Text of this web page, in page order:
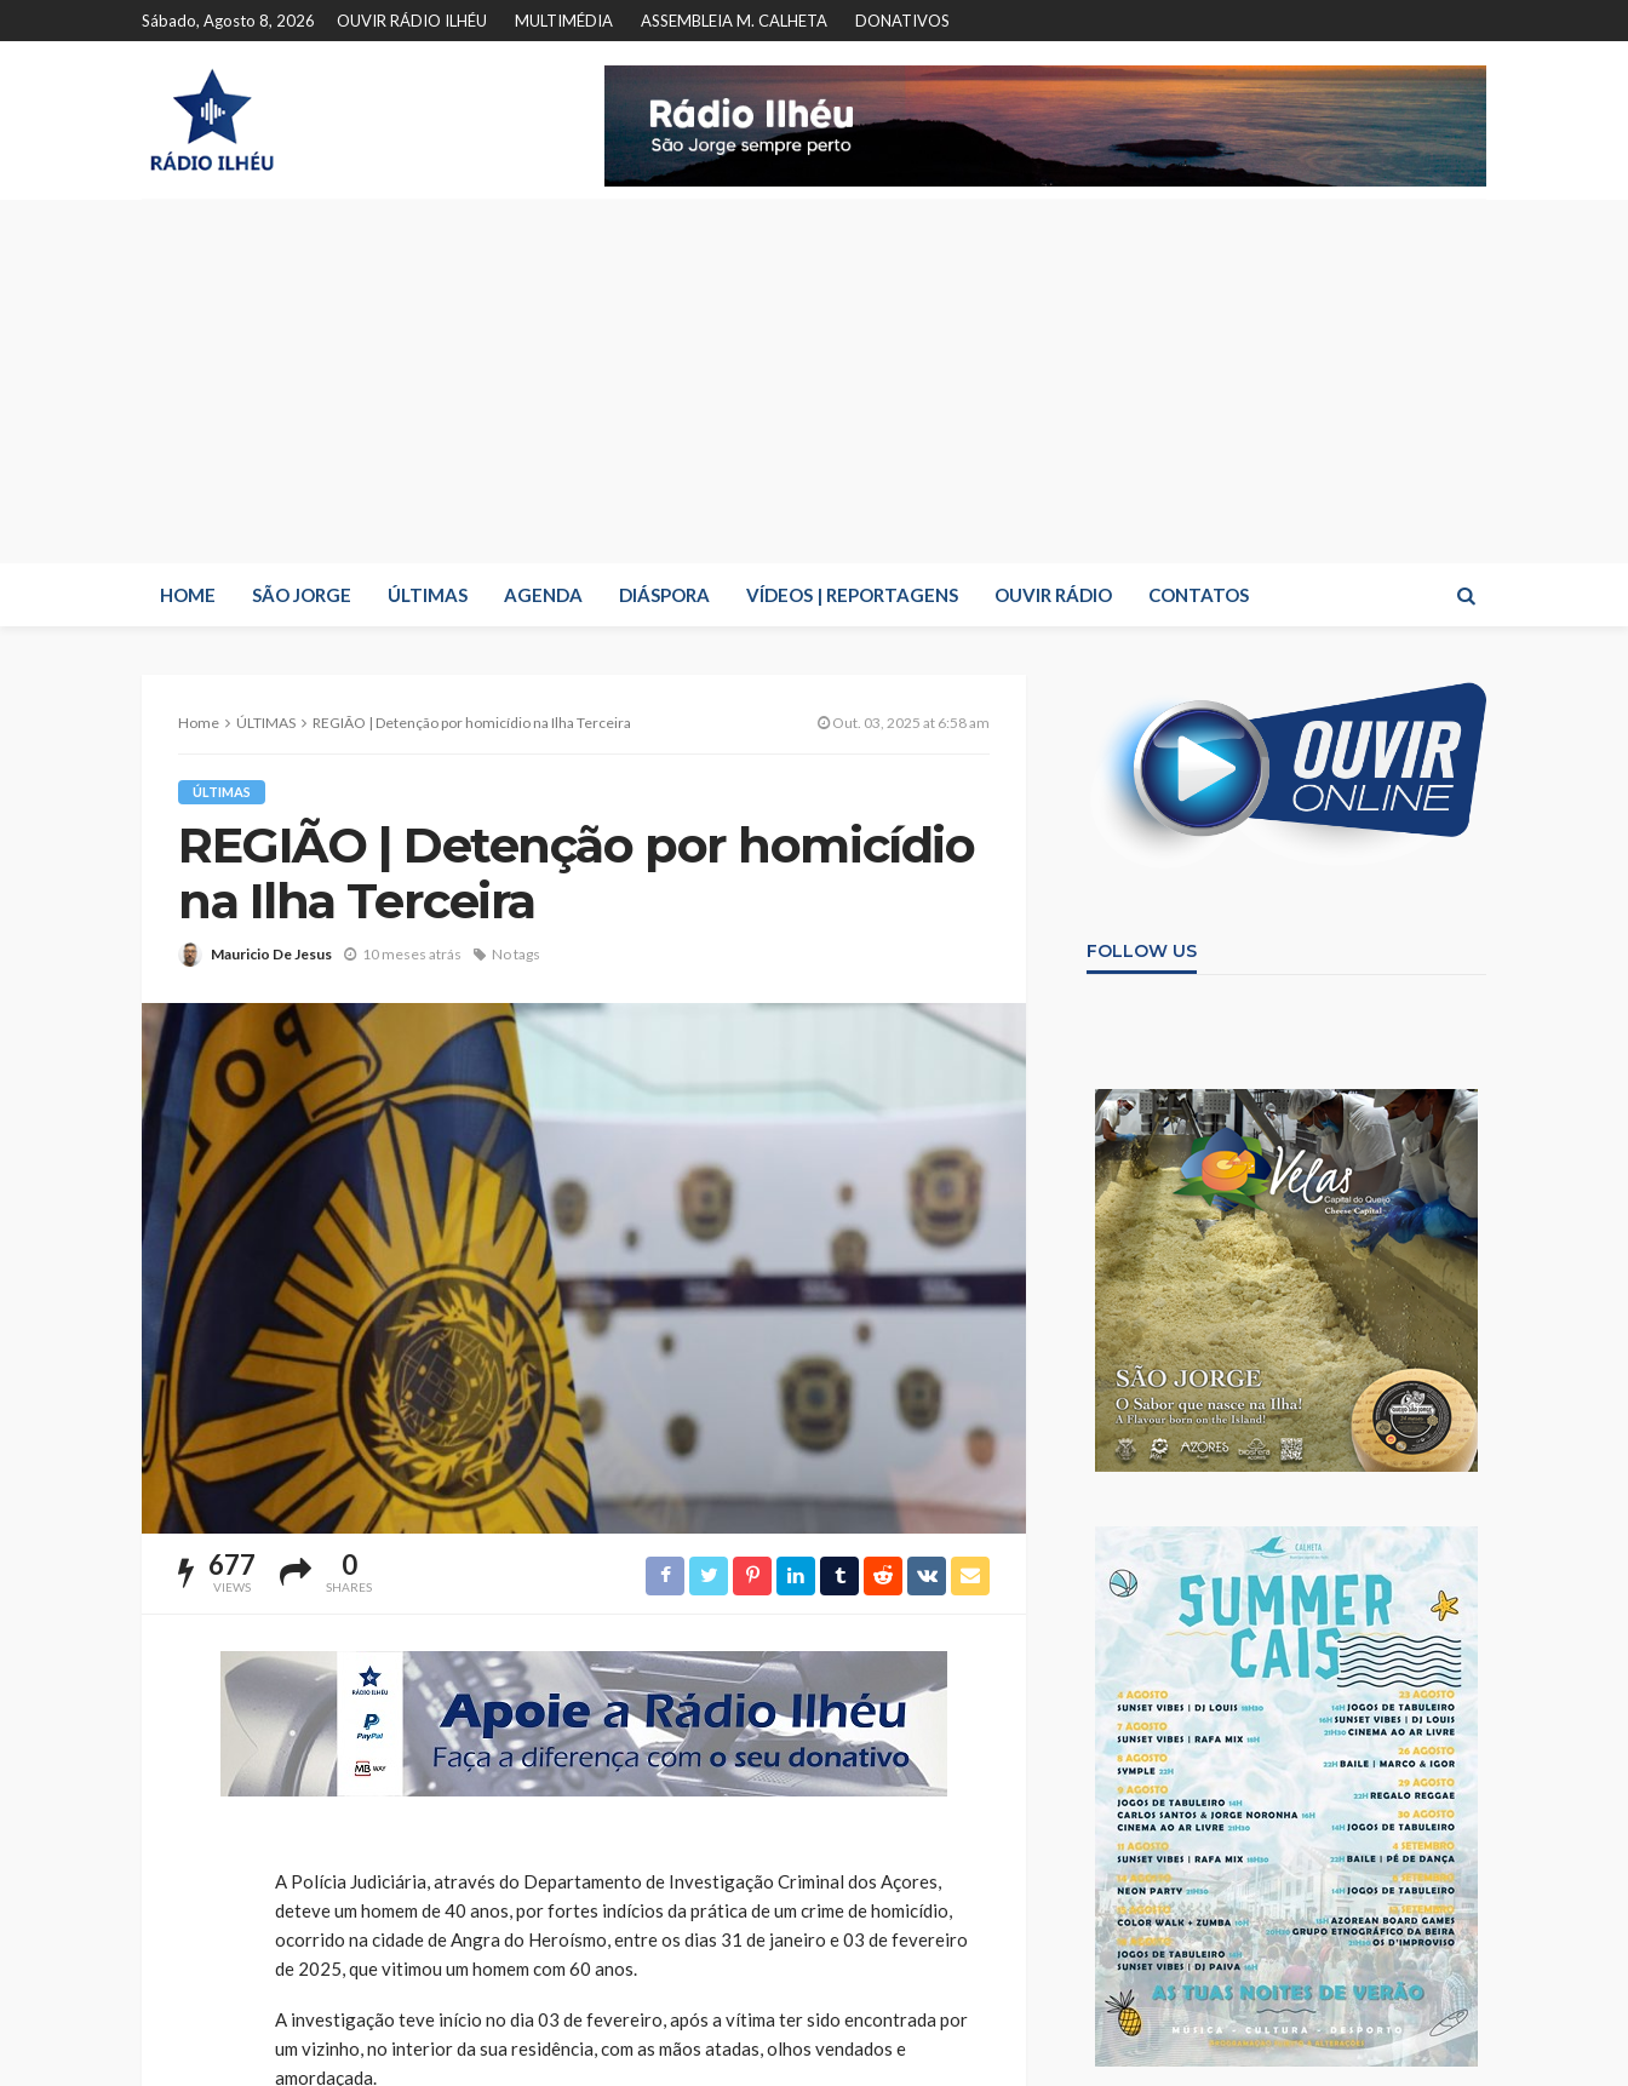
Sábado, Agosto 8, 2026 OUVIR RÁDIO ILHÉU MULTIMÉDIA ASSEMBLEIA M. CALHETA DONATIVOS
HOME SÃO JORGE ÚLTIMAS AGENDA DIÁSPORA VÍDEOS | REPORTAGENS OUVIR RÁDIO CONTATOS
Home ÚLTIMAS REGIÃO | Detenção por homicídio na Ilha Terceira Out. 03, 2025 at 6:58 am
ÚLTIMAS
REGIÃO | Detenção por homicídio
na Ilha Terceira
Mauricio De Jesus 10 meses atrás No tags
677
VIEWS
0
SHARES
A Polícia Judiciária, através do Departamento de Investigação Criminal dos Açores,
deteve um homem de 40 anos, por fortes indícios da prática de um crime de homicídio,
ocorrido na cidade de Angra do Heroísmo, entre os dias 31 de janeiro e 03 de fevereiro
de 2025, que vitimou um homem com 60 anos.
A investigação teve início no dia 03 de fevereiro, após a vítima ter sido encontrada por
um vizinho, no interior da sua residência, com as mãos atadas, olhos vendados e
amordaçada.
FOLLOW US